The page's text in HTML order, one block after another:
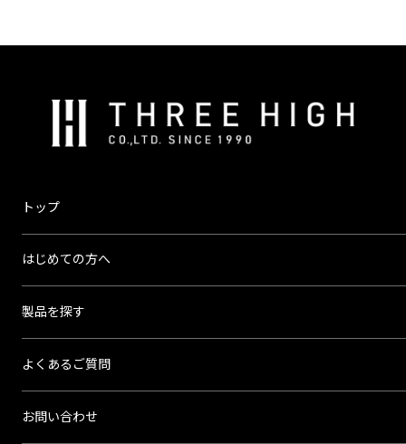
式
ス
ー
ハ
イ
トップ
はじめての方へ
製品を探す
よくあるご質問
お問い合わせ